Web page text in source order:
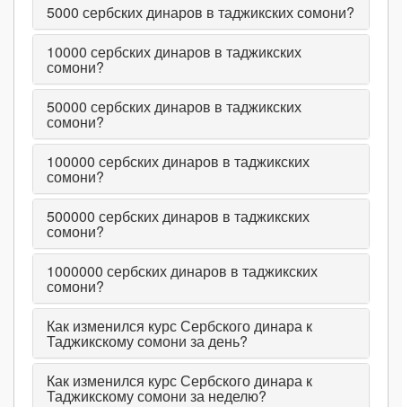
5000 сербских динаров в таджикских сомони?
10000 сербских динаров в таджикских
сомони?
50000 сербских динаров в таджикских
сомони?
100000 сербских динаров в таджикских
сомони?
500000 сербских динаров в таджикских
сомони?
1000000 сербских динаров в таджикских
сомони?
Как изменился курс Сербского динара к
Таджикскому сомони за день?
Как изменился курс Сербского динара к
Таджикскому сомони за неделю?